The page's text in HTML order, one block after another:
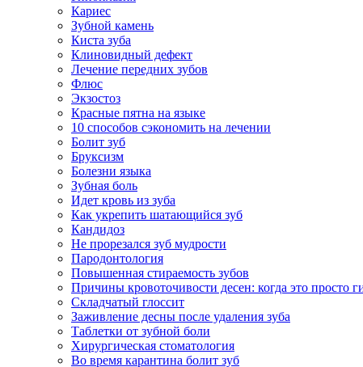
Кариес
Зубной камень
Киста зуба
Клиновидный дефект
Лечение передних зубов
Флюс
Экзостоз
Красные пятна на языке
10 способов сэкономить на лечении
Болит зуб
Бруксизм
Болезни языка
Зубная боль
Идет кровь из зуба
Как укрепить шатающийся зуб
Кандидоз
Не прорезался зуб мудрости
Пародонтология
Повышенная стираемость зубов
Причины кровоточивости десен: когда это просто
Складчатый глоссит
Заживление десны после удаления зуба
Таблетки от зубной боли
Хирургическая стоматология
Во время карантина болит зуб